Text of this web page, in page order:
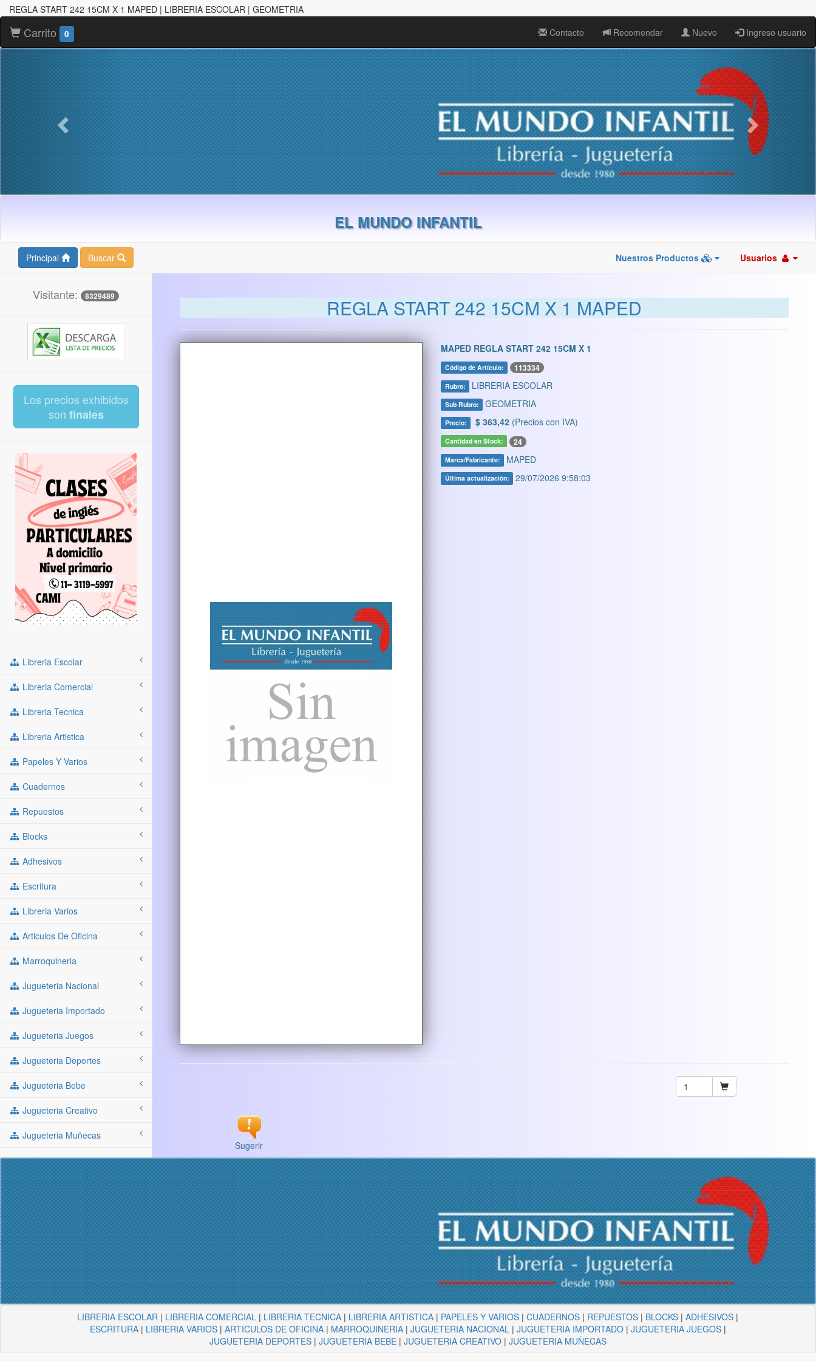
REGLA START 242 15CM X 1 MAPED | LIBRERIA ESCOLAR | GEOMETRIA
Carrito 0 Contacto Recomendar Nuevo Ingreso usuario
EL MUNDO INFANTIL
Principal Buscar Nuestros Productos Usuarios
Visitante: 8329489
Los precios exhibidos
son finales
Libreria Escolar
Libreria Comercial
Libreria Tecnica
Libreria Artistica
Papeles Y Varios
Cuadernos
Repuestos
Blocks
Adhesivos
Escritura
Libreria Varios
Articulos De Oficina
Marroquineria
Jugueteria Nacional
Jugueteria Importado
Jugueteria Juegos
Jugueteria Deportes
Jugueteria Bebe
Jugueteria Creativo
Jugueteria Muñecas
REGLA START 242 15CM X 1 MAPED
MAPED REGLA START 242 15CM X 1
Código de Artículo: 113334
Rubro: LIBRERIA ESCOLAR
Sub Rubro: GEOMETRIA
Precio: $ 363,42 (Precios con IVA)
Cantidad en Stock: 24
Marca/Fabricante: MAPED
Última actualización: 29/07/2026 9:58:03
Sugerir
LIBRERIA ESCOLAR | LIBRERIA COMERCIAL | LIBRERIA TECNICA | LIBRERIA ARTISTICA | PAPELES Y VARIOS |CUADERNOS | REPUESTOS | BLOCKS |ADHESIVOS |
ESCRITURA| LIBRERIA VARIOS| ARTICULOS DE OFICINA| MARROQUINERIA| JUGUETERIA NACIONAL | JUGUETERIA IMPORTADO| JUGUETERIA JUEGOS|
JUGUETERIA DEPORTES| JUGUETERIA BEBE| JUGUETERIA CREATIVO| JUGUETERIA MUÑECAS